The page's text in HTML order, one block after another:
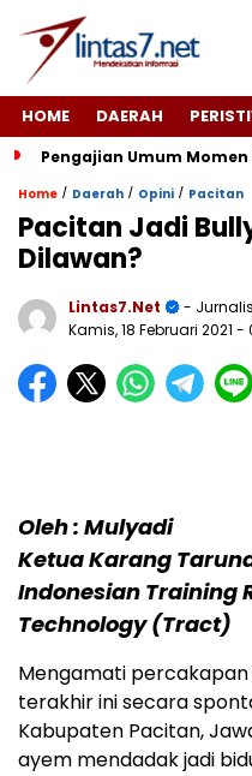
HOME DAERAH
Pengajian Umum
Home / Daerah / Opini / Pacitan
Pacitan Jadi
Dilawan?
Lintas7.net
- Jurnalis
Kamis, 18 Februari 2021 -
Oleh : Mulyadi
Ketua Karang
Indonesian Training
Technology (Tract)
Mengamati
terakhir ini secara
Kabupaten Pacitan,
ayem mendadak jadi